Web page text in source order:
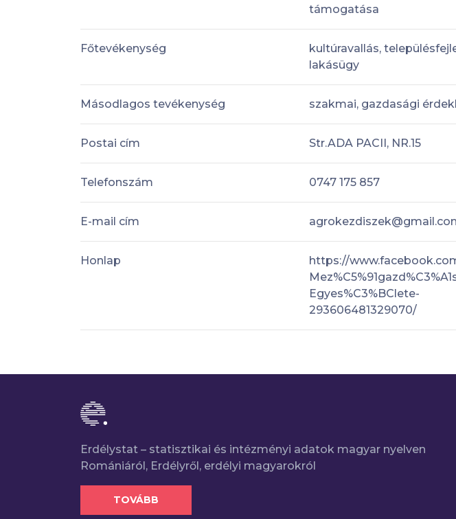
támogatása
Főtevékenység
kultúravallás,
lakásügy
Másodlagos tevékenység szakmai, gazdasági
Postai cím Str.ADA PACII, NR.15
Telefonszám 0747 175 857
E-mail cím
Honlap
https://
Egyes%C3%BClete-
293606481329070/
Erdélystat – statisztikai és intézményi adatok magyar nyelven
Romániáról, Erdélyről, erdélyi magyarokról
TOVÁBB